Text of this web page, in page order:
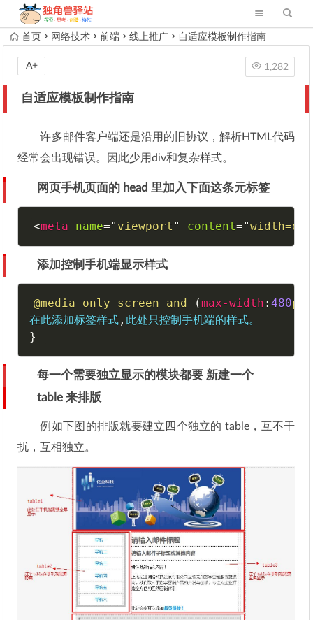
首页 网络技术 前端 线上推广 自适应模板制作指南
自适应模板制作指南
1,282
A+
许多邮件客户端还是沿用的旧协议，解析HTML代码
经常会出现错误。因此少用div和复杂样式。
网页手机页面的 head 里加入下面这条元标签
<meta name=" viewport " content="
添加控制手机端显示样式
@media only screen and (max-width :480px
在此添加标签样式 ,
}
每一个需要独立显示的模块都要 新建一个
table 来排版
例如下图的排版就要建立四个独立的 table，互不干
扰，互相独立。